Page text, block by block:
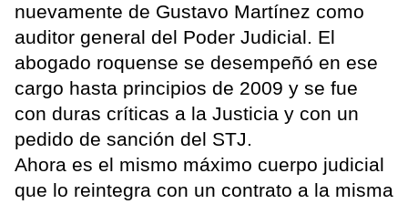
nuevamente de Gustavo Martínez como
auditor general del Poder Judicial. El
abogado roquense se desempeñó en ese
cargo hasta principios de 2009 y se fue
con duras críticas a la Justicia y con un
pedido de sanción del STJ.
Ahora es el mismo máximo cuerpo judicial
que lo reintegra con un contrato a la misma